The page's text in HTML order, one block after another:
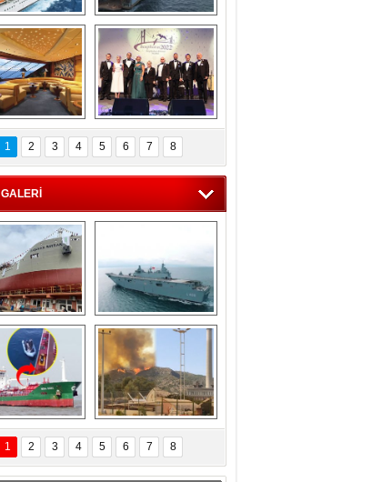
içinde gemi”
ile MSC
Dünyada tek!
Denizaltı yüzer
havuzu intikal
seyrine başladı
55 milyon
turizm geliri
müjdesi
5. Bosphorus Ship
Brokers Dinner,
İstanbul’da yapıldı
1 2 3 4 5 6 7 8
Tersanesi,
Bayrak
suya
indirdi
TCG Anadolu,
tersane teknik
seyrini tamamladı
Türk
MINA DENIZ
yetişti
Milas’taki yangın
yeniden termik
santrallere doğru
ilerliyor
1 2 3 4 5 6 7 8